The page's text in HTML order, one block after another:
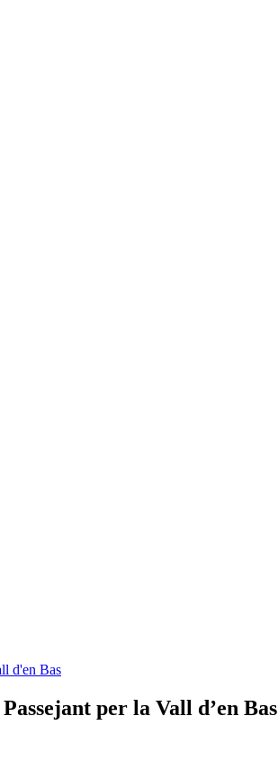
d'en Bas
per la Vall d’en Bas